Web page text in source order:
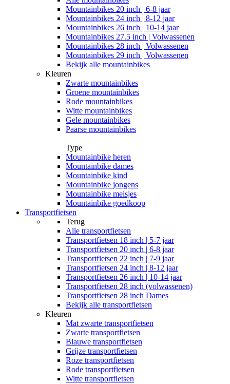
Mountainbikes 20 inch | 6-8 jaar
Mountainbikes 24 inch | 8-12 jaar
Mountainbikes 26 inch | 10-14 jaar
Mountainbikes 27.5 inch | Volwassenen
Mountainbikes 28 inch | Volwassenen
Mountainbikes 29 inch | Volwassenen
Bekijk alle mountainbikes
Kleuren
Zwarte mountainbikes
Groene mountainbikes
Rode mountainbikes
Witte mountainbikes
Gele mountainbikes
Paarse mountainbikes
Type
Mountainbike heren
Mountainbike dames
Mountainbike kind
Mountainbike jongens
Mountainbike meisjes
Mountainbike goedkoop
Transportfietsen
Terug
Alle transportfietsen
Transportfietsen 18 inch | 5-7 jaar
Transportfietsen 20 inch | 6-8 jaar
Transportfietsen 22 inch | 7-9 jaar
Transportfietsen 24 inch | 8-12 jaar
Transportfietsen 26 inch | 10-14 jaar
Transportfietsen 28 inch (volwassenen)
Transportfietsen 28 inch Dames
Bekijk alle transportfietsen
Kleuren
Mat zwarte transportfietsen
Zwarte transportfietsen
Blauwe transportfietsen
Grijze transportfietsen
Roze transportfietsen
Rode transportfietsen
Witte transportfietsen